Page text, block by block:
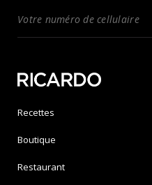
Recettes
Boutique
Restaurant